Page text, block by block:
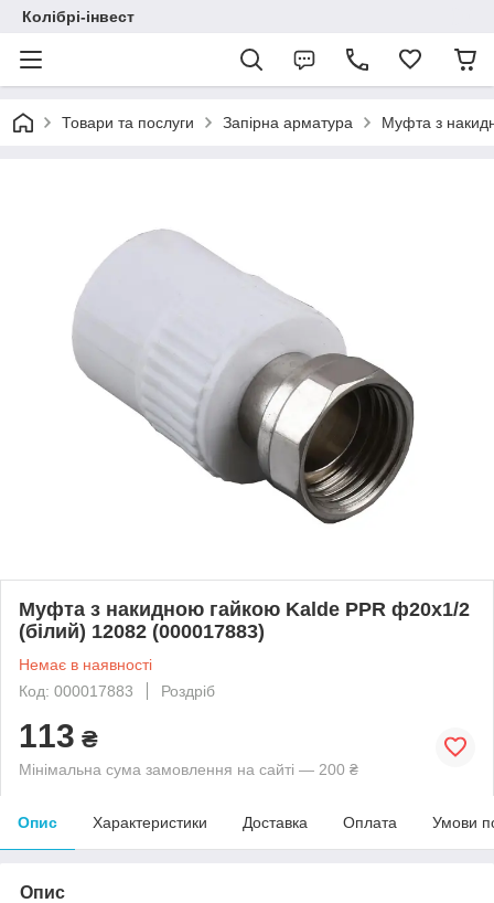
Колібрі-інвест
Товари та послуги Запірна арматура Муфта з
Муфта з накидною гайкою Kalde PPR ф20х1/2
(білий) 12082 (000017883)
Немає в наявності
Код: 000017883
Роздріб
113 ₴
Мінімальна сума замовлення на сайті — 200 ₴
Опис Характеристики Доставка Оплата Умови
Опис